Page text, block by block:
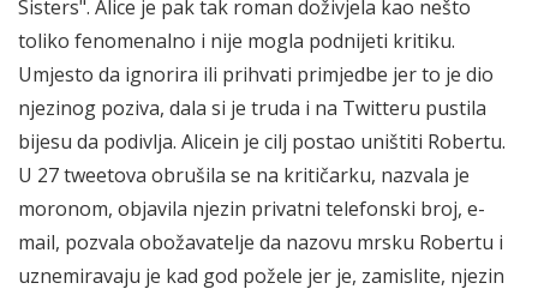
Sisters". Alice je pak tak roman doživjela kao nešto
toliko fenomenalno i nije mogla podnijeti kritiku.
Umjesto da ignorira ili prihvati primjedbe jer to je dio
njezinog poziva, dala si je truda i na Twitteru pustila
bijesu da podivlja. Alicein je cilj postao uništiti Robertu.
U 27 tweetova obrušila se na kritičarku, nazvala je
moronom, objavila njezin privatni telefonski broj, e-
mail, pozvala obožavatelje da nazovu mrsku Robertu i
uznemiravaju je kad god požele jer je, zamislite, njezin